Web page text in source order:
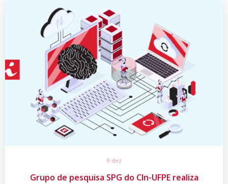
9 dez
Grupo de pesquisa SPG do CIn-UFPE realiza